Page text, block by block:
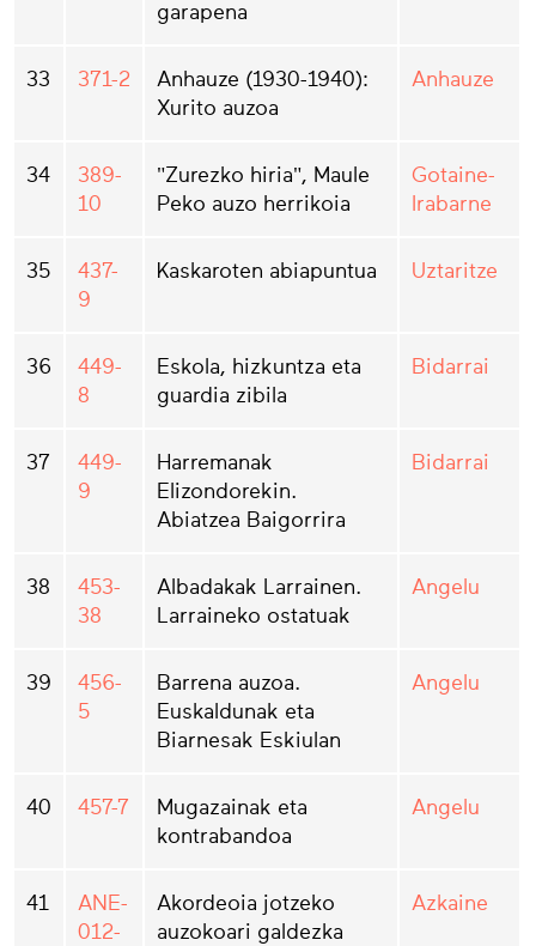
garapena
33 371-2
Anhauze (1930-1940):
Xurito auzoa
Anhauze
34
389-
10
"Zurezko hiria", Maule
Peko auzo herrikoia
Gotaine-
Irabarne
35
437-
9
Kaskaroten abiapuntua Uztaritze
36
449-
8
Eskola, hizkuntza eta
guardia zibila
Bidarrai
37
449-
9
Harremanak
Elizondorekin.
Abiatzea Baigorrira
Bidarrai
38
453-
38
Albadakak Larrainen.
Larraineko ostatuak
Angelu
39
456-
5
Barrena auzoa.
Euskaldunak eta
Biarnesak Eskiulan
Angelu
40 457-7
Mugazainak eta
kontrabandoa
Angelu
41
ANE-
012-
Akordeoia jotzeko
auzokoari galdezka
Azkaine